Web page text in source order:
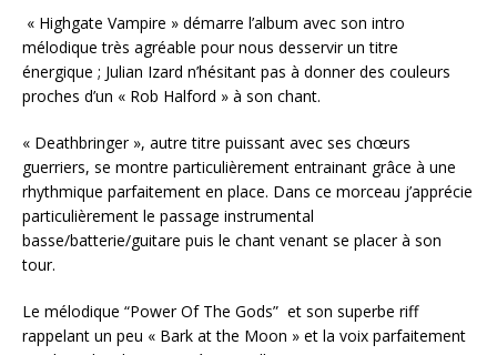
« Highgate Vampire » démarre l’album avec son intro
mélodique très agréable pour nous desservir un titre
énergique ; Julian Izard n’hésitant pas à donner des couleurs
proches d’un « Rob Halford » à son chant.
« Deathbringer », autre titre puissant avec ses chœurs
guerriers, se montre particulièrement entrainant grâce à une
rhythmique parfaitement en place. Dans ce morceau j’apprécie
particulièrement le passage instrumental
basse/batterie/guitare puis le chant venant se placer à son
tour.
Le mélodique “Power Of The Gods” et son superbe riff
rappelant un peu « Bark at the Moon » et la voix parfaitement